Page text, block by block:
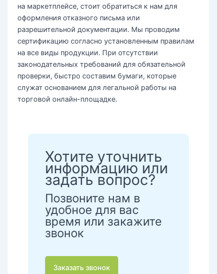
на маркетплейсе, стоит обратиться к нам для
оформления отказного письма или
разрешительной документации. Мы проводим
сертификацию согласно установленным правилам
на все виды продукции. При отсутствии
законодательных требований для обязательной
проверки, быстро составим бумаги, которые
служат основанием для легальной работы на
торговой онлайн-площадке.
Хотите уточнить
информацию или
задать вопрос?
Позвоните нам в
удобное для вас
время или закажите
звонок
Заказать звонок